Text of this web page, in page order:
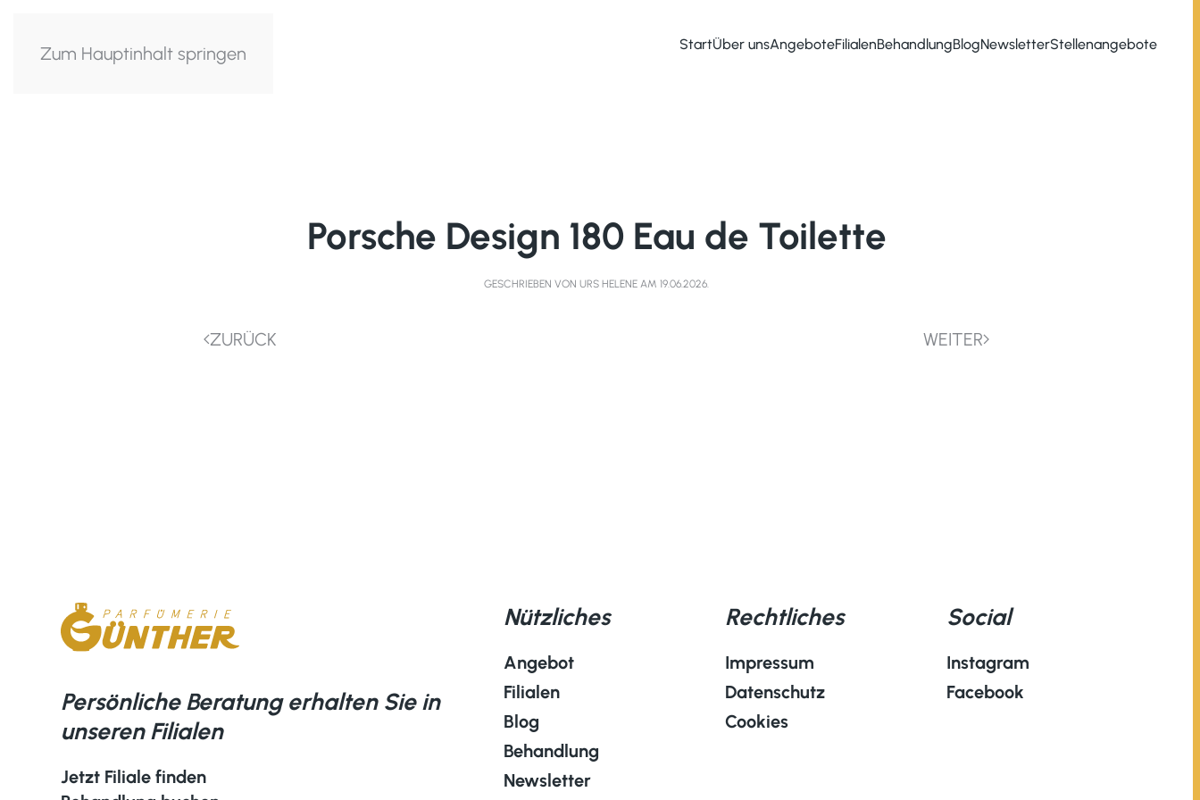
Zum Hauptinhalt springen StartÜber unsAngeboteFilialenBehandlungBlogNewsletterStellenangebote
Porsche Design 180 Eau de Toilette
GESCHRIEBEN VON URS HELENE AM 19.06.2026.
ZURÜCK WEITER
Persönliche Beratung erhalten Sie in
unseren Filialen
Jetzt Filiale finden
Nützliches
Angebot
Filialen
Blog
Behandlung
Newsletter
Rechtliches
Impressum
Datenschutz
Cookies
Social
Instagram
Facebook